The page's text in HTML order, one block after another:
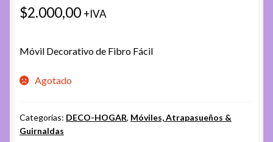
$2.000,00 +IVA
Móvil Decorativo de Fibro Fácil
Agotado
Categorías: DECO-HOGAR, Móviles, Atrapasueños &
Guirnaldas